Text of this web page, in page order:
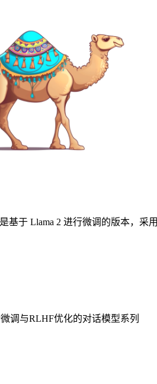
基于 Llama 2 进行微调的版本，采用
调与RLHF优化的对话模型系列